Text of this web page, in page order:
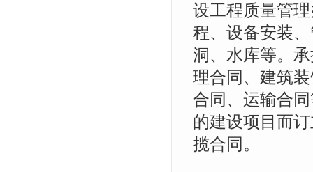
设工程质量管
程、设备安装
洞、水库等。
理合同、建筑
合同、运输合
的建设项目而
揽合同。